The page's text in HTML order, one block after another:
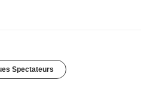
Spectateurs